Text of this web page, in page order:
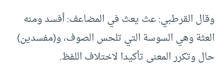
وقال القرطبي: عث يعث في المضاعف: أفسد ومنه
العثة وهي السوسة التي تلحس الصوف، و(مفسدين)
حال وتكرر المعنى تأكيدا لاختلاف اللفظ.